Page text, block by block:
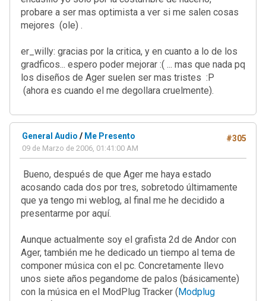
probare a ser mas optimista a ver si me salen cosas
mejores (ole) .
er_willy: gracias por la critica, y en cuanto a lo de los
gradficos... espero poder mejorar :( ... mas que nada pq
los diseños de Ager suelen ser mas tristes :P
(ahora es cuando el me degollara cruelmente).
#305
General Audio / Me Presento
09 de Marzo de 2006, 01:41:00 AM
Bueno, después de que Ager me haya estado
acosando cada dos por tres, sobretodo últimamente
que ya tengo mi weblog, al final me he decidido a
presentarme por aquí.
Aunque actualmente soy el grafista 2d de Andor con
Ager, también me he dedicado un tiempo al tema de
componer música con el pc. Concretamente llevo
unos siete años pegandome de palos (básicamente)
con la música en el ModPlug Tracker (Modplug